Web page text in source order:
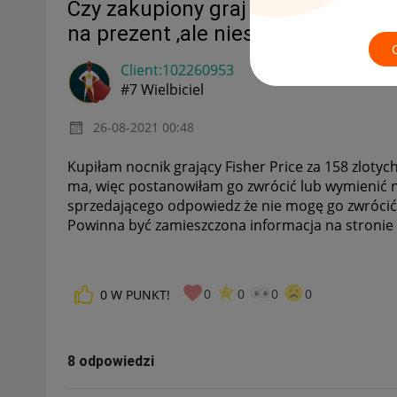
Czy zakupiony graj nocnik dla
na prezent ,ale niestety nie
Client:102260953
#7 Wielbiciel
‎26-08-2021 00:48
Kupiłam nocnik grający Fisher Price za 158
ma, więc postanowiłam go zwrócić lub wymienić
sprzedającego odpowiedz że nie mogę go
Powinna być zamieszczona informacja na
0 W PUNKT! 0 0 0 0
8 odpowiedzi